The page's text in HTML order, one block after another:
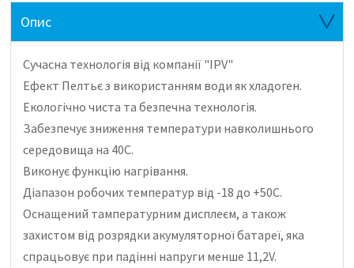
Опис
Сучасна технологія від компанії "IPV"
Ефект Пелтьє з використанням води як хладоген.
Екологічно чиста та безпечна технологія.
Забезпечує зниження температури навколишнього
середовища на 40С.
Виконує функцію нагрівання.
Діапазон робочих температур від -18 до +50С.
Оснащений тампературним дисплеєм, а також
захистом від розрядки акумуляторної батареї, яка
спрацьовує при падінні напруги менше 11,2V.